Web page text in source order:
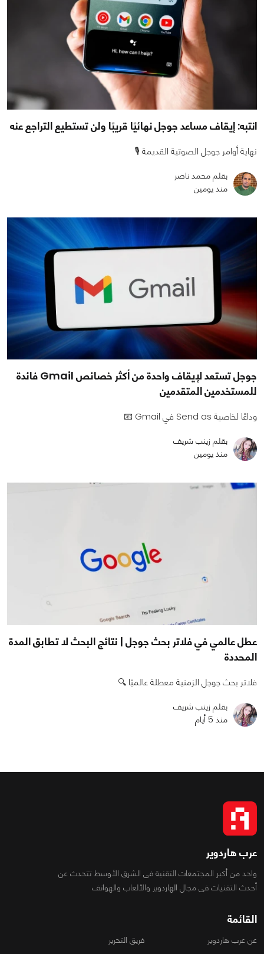
انتبه: إيقاف مساعد جوجل نهائيًا قريبًا ولن تستطيع التراجع عنه
نهاية أوامر جوجل الصوتية القديمة 🎙️
بقلم محمد ناصر
منذ يومين
جوجل تستعد لإيقاف واحدة من أكثر خصائص Gmail فائدة
للمستخدمين المتقدمين
وداعًا لخاصية Send as في Gmail 📧
بقلم زينب شريف
منذ يومين
عطل عالمي في فلاتر بحث جوجل | نتائج البحث لا تطابق المدة
المحددة
فلاتر بحث جوجل الزمنية معطلة عالميًا 🔍
بقلم زينب شريف
منذ 5 أيام
عرب هاردوير
واحد من أكبر المجتمعات التقنية فى الشرق الأوسط تتحدث عن
أحدث التقنيات فى مجال الهاردوير والألعاب والهواتف
القائمة
عن عرب هاردوير
فريق التحرير